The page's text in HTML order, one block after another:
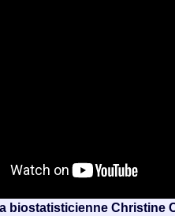
biostatisticienne Christine